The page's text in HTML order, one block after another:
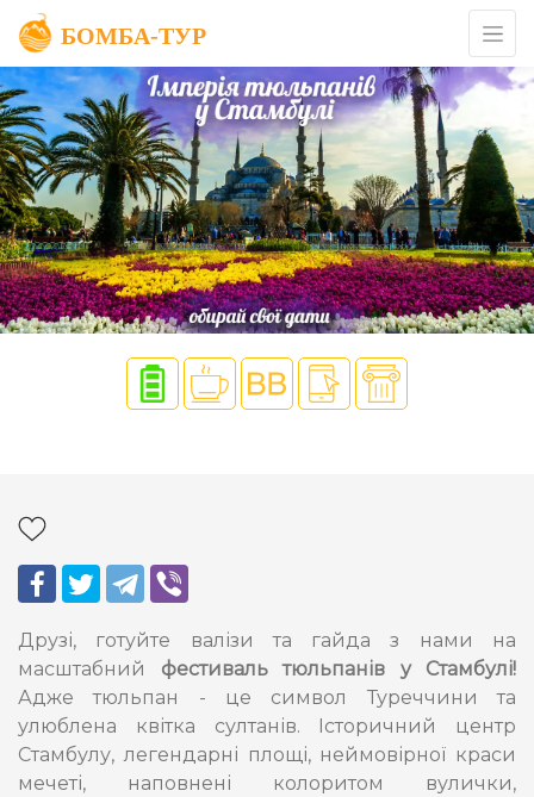
Друзі, готуйте валізи та гайда з нами на
масштабний фестиваль тюльпанів у Стамбулі!
Адже тюльпан - це символ Туреччини та
улюблена квітка султанів. Історичний центр
Стамбулу, легендарні площі, неймовірної краси
мечеті, наповнені колоритом вулички,